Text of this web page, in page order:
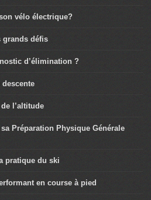
vélo électrique?
grands défis
d’élimination ?
l’altitude
Préparation Physique Générale
pratique du ski
en course à pied